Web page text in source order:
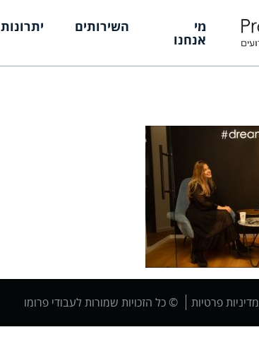
מי
אנחנו
השירותים יתרונות
מדיניות פרטיות © כל הזכויות שמורות לעבודי פרומו